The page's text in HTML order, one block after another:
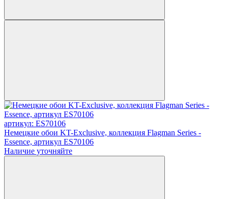
артикул: ES70106
Немецкие обои KT-Exclusive, коллекция Flagman Series -
Essence, артикул ES70106
Наличие уточняйте